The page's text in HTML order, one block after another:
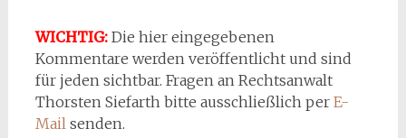
WICHTIG:Die hier eingegebenen
Kommentare werden veröffentlicht und sind
für jeden sichtbar. Fragen an Rechtsanwalt
Thorsten Siefarth bitte ausschließlich per E-
Mailsenden.